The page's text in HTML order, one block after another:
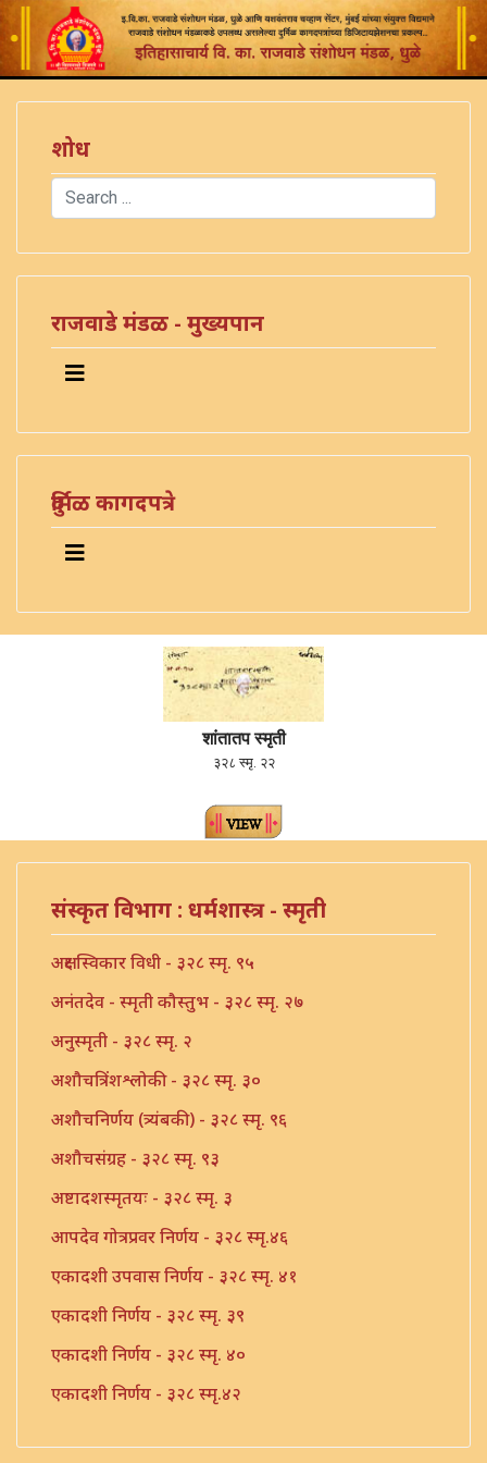
शोध
Search
राजवाडे मंडळ - मुख्यपान
दुर्मिळ कागदपत्रे
शांतातप स्मृती
३२८ स्मृ. २२
संस्कृत विभाग : धर्मशास्त्र - स्मृती
अक्षर स्विकार विधी - ३२८ स्मृ. ९५
अनंतदेव - स्मृती कौस्तुभ - ३२८ स्मृ. २७
अनुस्मृती - ३२८ स्मृ. २
अशौचत्रिंशश्लोकी - ३२८ स्मृ. ३०
अशौचनिर्णय (त्र्यंबकी) - ३२८ स्मृ. ९६
अशौचसंग्रह - ३२८ स्मृ. ९३
अष्टादशस्मृतयः - ३२८ स्मृ. ३
आपदेव गोत्रप्रवर निर्णय - ३२८ स्मृ.४६
एकादशी उपवास निर्णय - ३२८ स्मृ. ४१
एकादशी निर्णय - ३२८ स्मृ. ३९
एकादशी निर्णय - ३२८ स्मृ. ४०
एकादशी निर्णय - ३२८ स्मृ.४२